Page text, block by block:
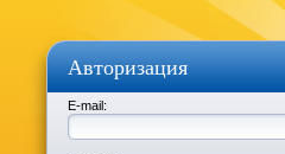
Авторизация
E-mail: